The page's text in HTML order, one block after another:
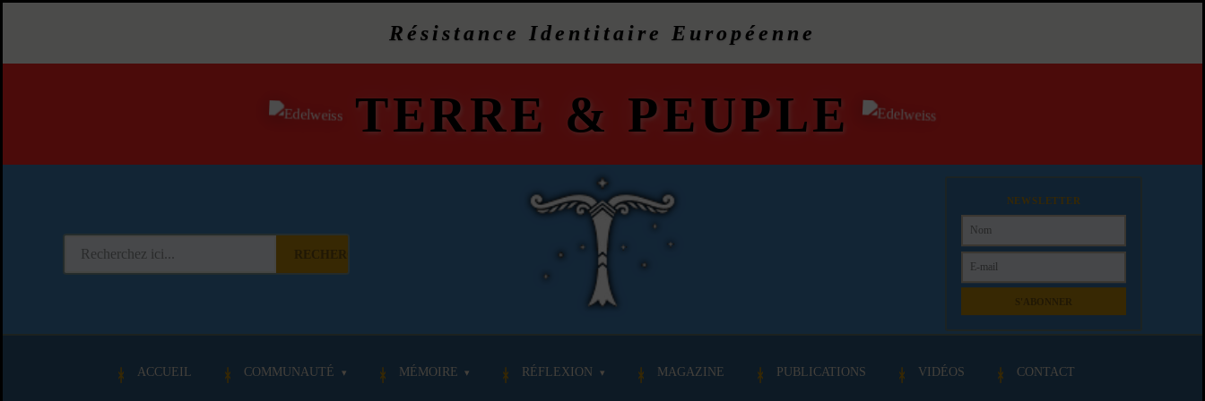
Résistance Identitaire Européenne
TERRE & PEUPLE
NEWSLETTER
ACCUEIL COMMUNAUTÉ MÉMOIRE RÉFLEXION MAGAZINE PUBLICATIONS VIDÉOS CONTACT